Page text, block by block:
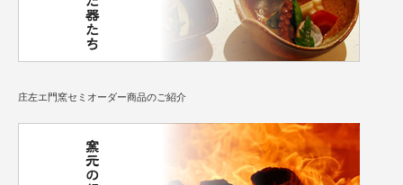
庄左エ門窯セミオーダー商品のご紹介